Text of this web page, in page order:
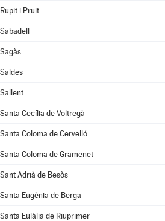
Rupit i Pruit
Sabadell
Sagàs
Saldes
Sallent
Santa Cecília de Voltregà
Santa Coloma de Cervelló
Santa Coloma de Gramenet
Sant Adrià de Besòs
Santa Eugènia de Berga
Santa Eulàlia de Riuprimer